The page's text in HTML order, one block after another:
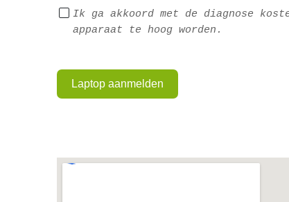
Ik ga akkoord met de diagnose
apparaat te hoog worden.
Laptop aanmelden